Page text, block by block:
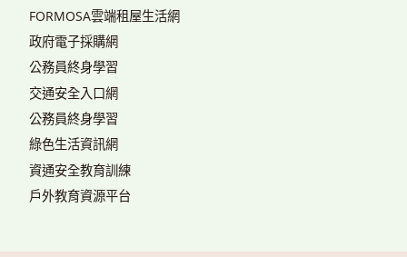
FORMOSA雲端租屋生活網
政府電子採購網
公務員終身學習
交通安全入口網
公務員終身學習
綠色生活資訊網
資通安全教育訓練
戶外教育資源平台